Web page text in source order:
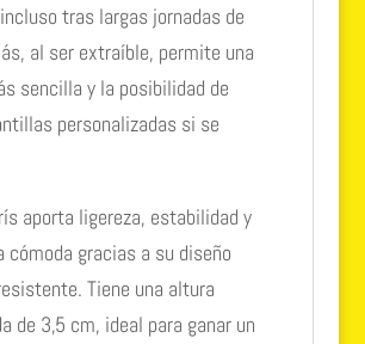
tras largas jornadas de
al ser extraíble, permite una
sencilla y la posibilidad de
personalizadas si se
aporta ligereza, estabilidad y
cómoda gracias a su diseño
Tiene una altura
de 3,5 cm, ideal para ganar un